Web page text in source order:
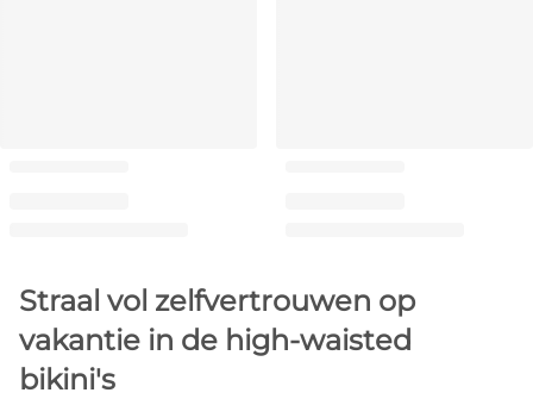
Straal vol zelfvertrouwen op
vakantie in de high-waisted
bikini's